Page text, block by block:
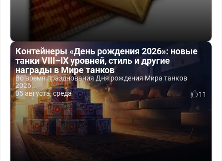
Контейнеры «День рождения 2026»: новые
танки VIII–IX уровней, стиль и другие
награды в Мире танков
Во время празднования Дня рождения Мира танков
2026...
05 августа, среда
11